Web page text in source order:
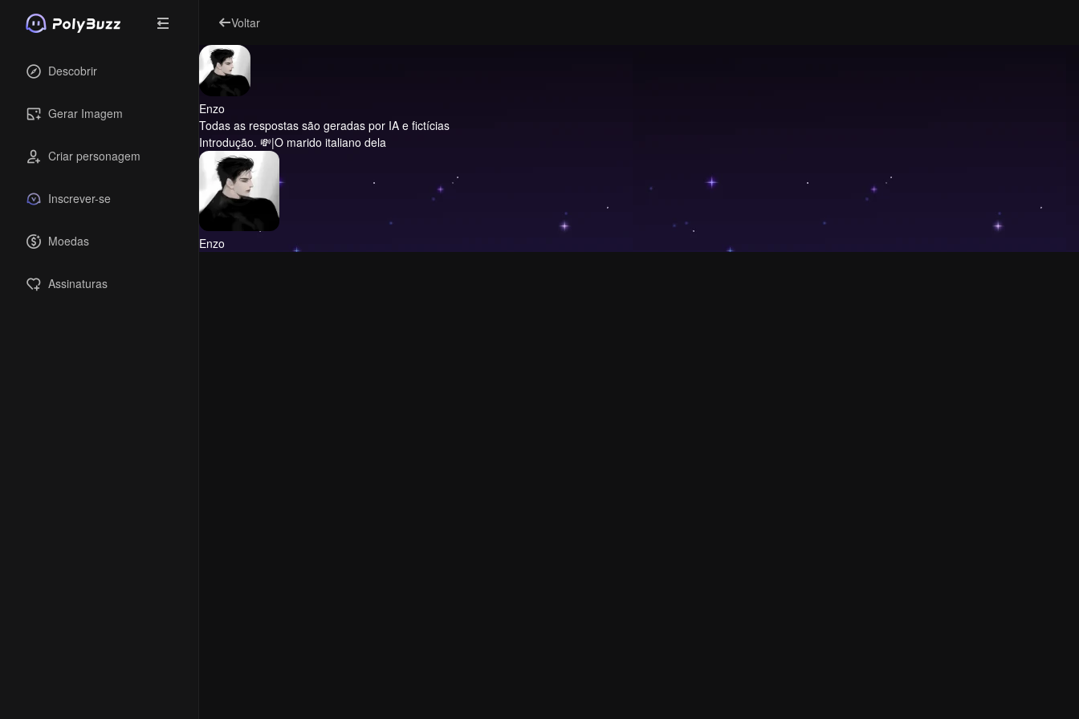
Descobrir
Gerar Imagem
Criar personagem
Inscrever-se
Moedas
Assinaturas
Voltar
Enzo
Todas as respostas são geradas por IA e fictícias
Introdução. 💸|O marido italiano dela
Enzo